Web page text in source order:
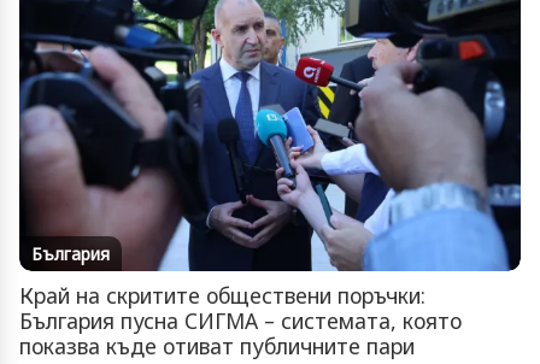
България
Край на скритите обществени поръчки:
България пусна СИГМА – системата, която
показва къде отиват публичните пари